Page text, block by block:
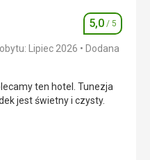
Ocena
5,0 / 5
Lipiec 2026
Dodana
ten hotel. Tunezja
jest świetny i czysty.
ten hotel. Tunezja